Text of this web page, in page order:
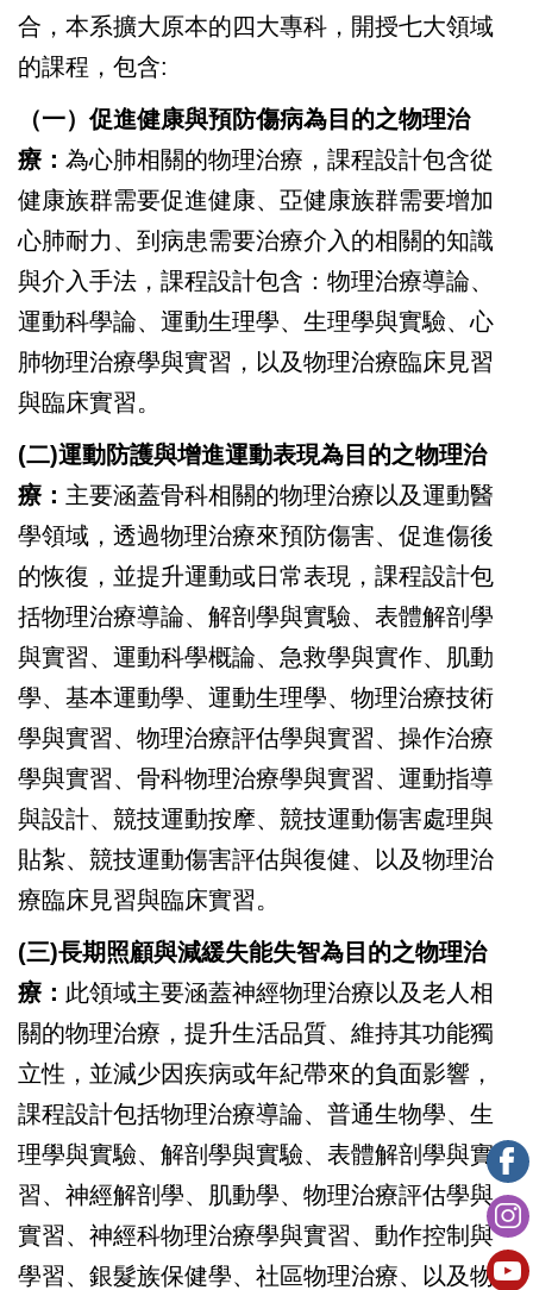
合，本系擴大原本的四大專科，開授七大領域
的課程，包含:
（一）促進健康與預防傷病為目的之物理治
療： 為心肺相關的物理治療，課程設計包含從
健康族群需要促進健康、亞健康族群需要增加
心肺耐力、到病患需要治療介入的相關的知識
與介入手法，課程設計包含：物理治療導論、
運動科學論、運動生理學、生理學與實驗、心
肺物理治療學與實習，以及物理治療臨床見習
與臨床實習。
(二)運動防護與增進運動表現為目的之物理治
療 ： 主要涵蓋骨科相關的物理治療以及運動醫
學領域，透過物理治療來預防傷害、促進傷後
的恢復，並提升運動或日常表現，課程設計包
括物理治療導論、解剖學與實驗、表體解剖學
與實習、運動科學概論、急救學與實作、肌動
學、基本運動學、運動生理學、物理治療技術
學與實習、物理治療評估學與實習、操作治療
學與實習、骨科物理治療學與實習、運動指導
與設計、競技運動按摩、競技運動傷害處理與
貼紮、競技運動傷害評估與復健、以及物理治
療臨床見習與臨床實習。
(三)長期照顧與減緩失能失智為目的之物理治
療： 此領域主要涵蓋神經物理治療以及老人相
關的物理治療，提升生活品質、維持其功能獨
立性，並減少因疾病或年紀帶來的負面影響，
課程設計包括物理治療導論、普通生物學、生
理學與實驗、解剖學與實驗、表體解剖學與實
習、神經解剖學、肌動學、物理治療評估學與
實習、神經科物理治療學與實習、動作控制與
學習、銀髮族保健學、社區物理治療、以及物